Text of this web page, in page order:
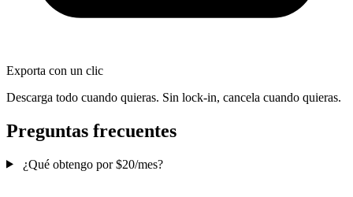
Exporta con un clic
Descarga todo cuando quieras. Sin lock-in, cancela cuando quieras.
Preguntas frecuentes
¿Qué obtengo por $20/mes?